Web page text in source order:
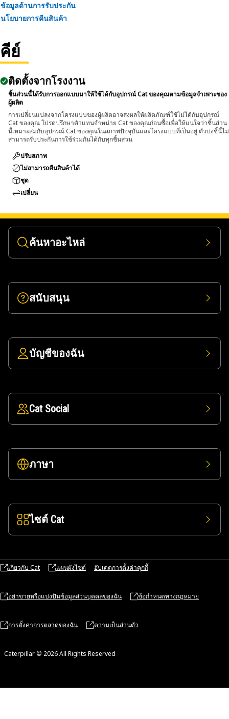
• Supports accurate alignment during impact application.
• Reduces the effort required to dislodge tightly fitted
• Suitable for removing pins and bolts greater than 1-1/4
inch and up to 2 inch (50.8 mm) diameters.
Applications:
The Pin Driver is used during maintenance and repair
activities where large pins and bolts are fitted within
assemblies and applied directly to the pin or bolt to push it
out using controlled force.
ข้อมูลด้านการรับประกัน
นโยบายการคืนสินค้า
คีย์
ติดตั้งจากโรงงาน
ชิ้นส่วนนี้ได้รับการออกแบบมาให้ใช้ได้กับอุปกรณ์ Cat ของคุณตามข้อมูลจำเพาะของ
ผู้ผลิต
การเปลี่ยนแปลงจากโครงแบบของผู้ผลิตอาจส่งผลให้ผลิตภัณฑ์ใช้ไม่ได้กับอุปกรณ์
Cat ของคุณ โปรดปรึกษาตัวแทนจำหน่าย Cat ของคุณก่อนซื้อเพื่อให้แน่ใจว่าชิ้นส่วน
นี้เหมาะสมกับอุปกรณ์ Cat ของคุณในสภาพปัจจุบันและโครงแบบที่เป็นอยู่ ตัวบ่งชี้นี้ไม่
สามารถรับประกันการใช้ร่วมกันได้กับทุกชิ้นส่วน
ปรับสภาพ
ไม่สามารถคืนสินค้าได้
ชุด
เปลี่ยน
ค้นหาอะไหล่
สนับสนุน
บัญชีของฉัน
Cat Social
ภาษา
ไซต์ Cat
เกี่ยวกับ Cat แผนผังไซต์ อัปเดตการตั้งค่าคุกกี้
อย่าขายหรือแบ่งปันข้อมูลส่วนบุคคลของฉัน ข้อกำหนดทางกฎหมาย
การตั้งค่าการตลาดของฉัน ความเป็นส่วนตัว
Caterpillar © 2026 All Rights Reserved